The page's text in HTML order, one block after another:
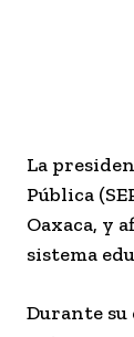
La
Pública
Oaxaca, y
sistema
Durante su